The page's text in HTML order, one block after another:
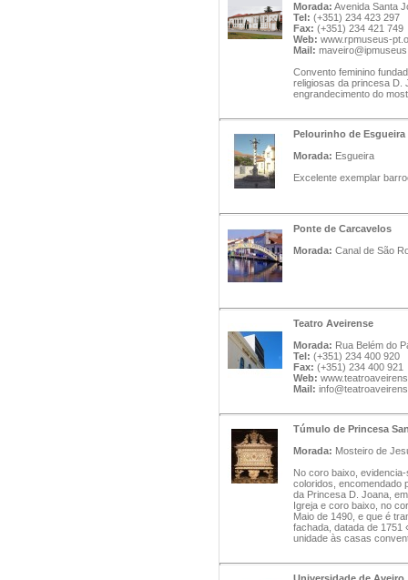
Morada: Avenida Santa
Tel: (+351) 234 423 297
Fax: (+351) 234 421 749
Web: www.rpmuseus-
Mail:
Convento feminino
religiosas da princesa D.
engrandecimento do
Pelourinho de Esgueira
Morada: Esgueira
Excelente exemplar
Ponte de Carcavelos
Morada: Canal de São
Teatro Aveirense
Morada: Rua Belém do
Tel: (+351) 234 400 920
Fax: (+351) 234 400 921
Web:
Mail:
Túmulo de Princesa
Morada: Mosteiro de
No coro baixo,
coloridos, encomendado
da Princesa D. Joana,
Igreja e coro baixo, no
Maio de 1490, e que é
fachada, datada de 1751
unidade às casas